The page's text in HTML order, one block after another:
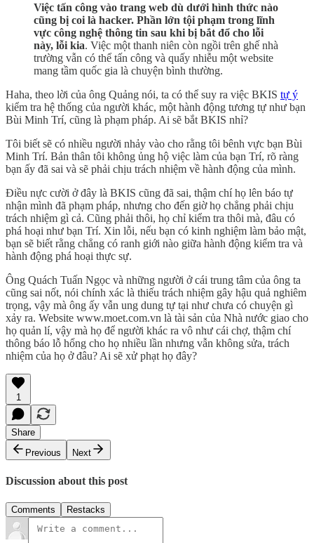
Việc tấn công vào trang web dù dưới hình thức nào
cũng bị coi là hacker. Phần lớn tội phạm trong lĩnh
vực công nghệ thông tin sau khi bị bắt đổ cho lỗi
này, lỗi kia. Việc một thanh niên còn ngồi trên ghế nhà
trường vẫn có thể tấn công và quấy nhiễu một website
mang tầm quốc gia là chuyện bình thường.
Haha, theo lời của ông Quảng nói, ta có thể suy ra việc BKIS tự ý
kiểm tra hệ thống của người khác, một hành động tương tự như bạn
Bùi Minh Trí, cũng là phạm pháp. Ai sẽ bắt BKIS nhỉ?
Tôi biết sẽ có nhiều người nhảy vào cho rằng tôi bênh vực bạn Bùi
Minh Trí. Bản thân tôi không ủng hộ việc làm của bạn Trí, rõ ràng
bạn ấy đã sai và sẽ phải chịu trách nhiệm về hành động của mình.
Điều nực cười ở đây là BKIS cũng đã sai, thậm chí họ lên báo tự
nhận mình đã phạm pháp, nhưng cho đến giờ họ chẳng phải chịu
trách nhiệm gì cả. Cũng phải thôi, họ chỉ kiểm tra thôi mà, đâu có
phá hoại như bạn Trí. Xin lỗi, nếu bạn có kinh nghiệm làm bảo mật,
bạn sẽ biết rằng chẳng có ranh giới nào giữa hành động kiểm tra và
hành động phá hoại thực sự.
Ông Quách Tuấn Ngọc và những người ở cái trung tâm của ông ta
cũng sai nốt, nói chính xác là thiếu trách nhiệm gây hậu quả nghiêm
trọng, vậy mà ông ấy vẫn ung dung tự tại như chưa có chuyện gì
xảy ra. Website www.moet.com.vn là tài sản của Nhà nước giao cho
họ quản lí, vậy mà họ để người khác ra vô như cái chợ, thậm chí
thông báo lỗ hổng cho họ nhiều lần nhưng vẫn không sửa, trách
nhiệm của họ ở đâu? Ai sẽ xử phạt họ đây?
1
Share
Previous
Next
Discussion about this post
Comments Restacks